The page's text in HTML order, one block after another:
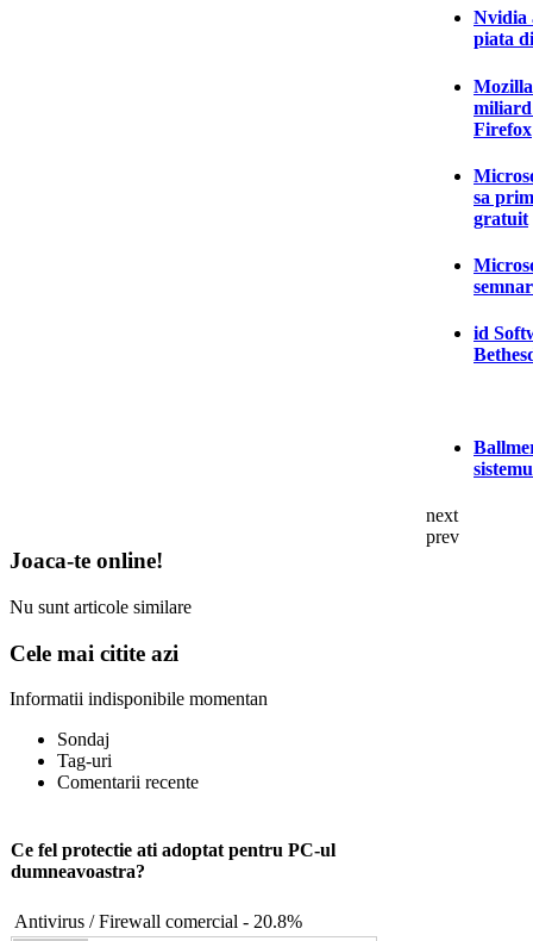
Nvidia
piata
Mozilla
miliard
Firefox
sa
gratuit
id
next
prev
Joaca-te online!
Nu sunt articole similare
Cele mai citite azi
Informatii indisponibile momentan
Sondaj
Tag-uri
Comentarii recente
Ce fel protectie ati adoptat pentru PC-ul
dumneavoastra?
Antivirus / Firewall comercial - 20.8%